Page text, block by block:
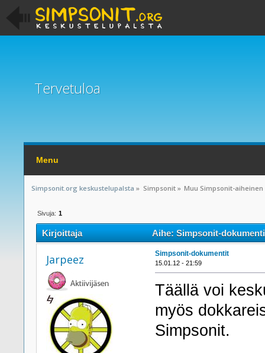
Tervetuloa
Menu
Simpsonit.org keskustelupalsta » Simpsonit» Muu Simpsonit-aiheinen
Sivuja: 1
Kirjoittaja Aihe: Simpsonit-
Jarpeez Simpsonit-dokumentit
15.01.12 - 21:59
Täällä voi
myös
Simpsonit.